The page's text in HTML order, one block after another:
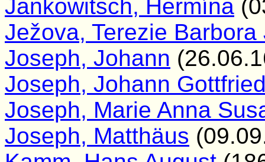
Jankowitsch, Hermína
Ježova, Terezie
Joseph, Johann
Joseph, Johann
Joseph, Marie Anna
Joseph, Matthäus